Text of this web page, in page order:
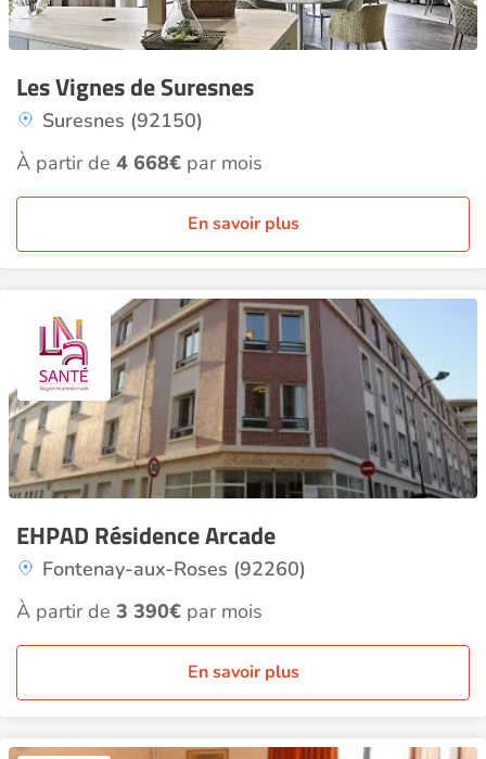
Les Vignes de Suresnes
Suresnes (92150)
À partir de 4 668€ par mois
En savoir plus
EHPAD Résidence Arcade
Fontenay-aux-Roses (92260)
À partir de 3 390€ par mois
En savoir plus